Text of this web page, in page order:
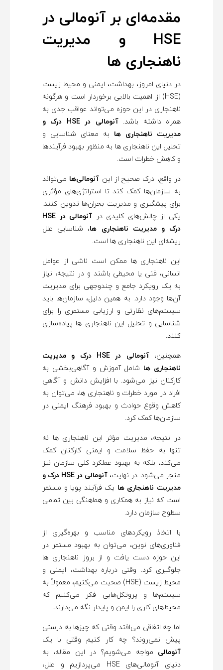
H
ک
ت
ج
ی‌
مقدمه‌ای بر آنومالی در
HSE و مدیریت
ناهنجاری ها
در دنیای امروز، بهداشت، ایمنی و محیط زیست
(HSE) از اهمیت بالایی برخوردار است و هرگونه
ناهنجاری در این حوزه می‌تواند عواقب جدی به
همراه داشته باشد.
آنومالی در HSE درک و
مدیریت ناهنجاری ها به معنای شناسایی و
تحلیل این ناهنجاری ها به منظور بهبود فرآیندها
و کاهش خطرات است.
در واقع، درک صحیح از این آنومالی‌ها می‌تواند
به سازمان‌ها کمک کند تا استراتژی‌های مؤثری
برای پیشگیری و مدیریت بحران‌ها تدوین کنند.
یکی از چالش‌های کلیدی در
آنومالی در HSE
درک و مدیریت ناهنجاری ها، شناسایی علل
ریشه‌ای این ناهنجاری ها است.
این ناهنجاری ها ممکن است ناشی از عوامل
انسانی، فنی یا محیطی باشند و در نتیجه، نیاز
به یک رویکرد جامع و چندوجهی برای مدیریت
آن‌ها وجود دارد. به همین دلیل، سازمان‌ها باید
سیستم‌های نظارتی و ارزیابی مستمری را برای
شناسایی و تحلیل این ناهنجاری ها پیاده‌سازی
کنند.
همچنین،
آنومالی در HSE درک و مدیریت
ناهنجاری ها شامل آموزش و آگاهی‌بخشی به
کارکنان نیز می‌شود. با افزایش دانش و آگاهی
افراد در مورد خطرات و ناهنجاری ها، می‌توان به
کاهش وقوع حوادث و بهبود فرهنگ ایمنی در
سازمان‌ها کمک کرد.
در نتیجه، مدیریت مؤثر این ناهنجاری ها نه
تنها به حفظ سلامت و ایمنی کارکنان کمک
می‌کند، بلکه به بهبود عملکرد کلی سازمان نیز
منجر می‌شود. در نهایت،
آنومالی در HSE درک و
مدیریت ناهنجاری ها یک فرآیند پویا و مستمر
است که نیاز به همکاری و هماهنگی بین تمامی
سطوح سازمان دارد.
با اتخاذ رویکردهای مناسب و بهره‌گیری از
فناوری‌های نوین، می‌توان به بهبود مستمر در
این حوزه دست یافت و از بروز ناهنجاری ها
جلوگیری کرد. وقتی درباره بهداشت، ایمنی و
محیط زیست (HSE) صحبت می‌کنیم، معمولاً به
سیستم‌ها و پروتکل‌هایی فکر می‌کنیم که
محیط‌های کاری را ایمن و پایدار نگه می‌دارند.
اما چه اتفاقی می‌افتد وقتی که چیزها به درستی
پیش نمی‌روند؟ چه کار کنیم وقتی با یک
آنومالی مواجه می‌شویم؟ در این مقاله، به
دنیای آنومالی‌های HSE می‌پردازیم و علل،